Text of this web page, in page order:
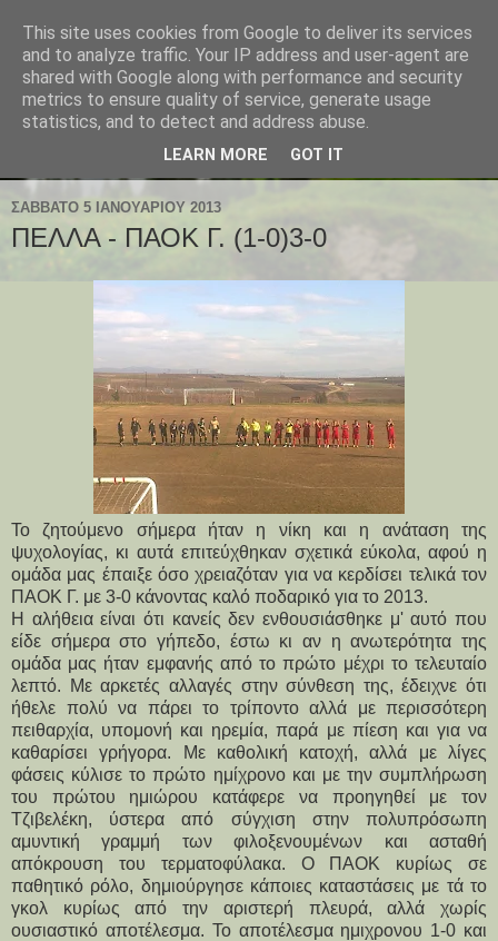
ΣΆΒΒΑΤΟ 5 ΙΑΝΟΥΑΡΊΟΥ 2013
ΠΕΛΛΑ - ΠΑΟΚ Γ. (1-0)3-0
Το ζητούμενο σήμερα ήταν η νίκη και η ανάταση της
ψυχολογίας, κι αυτά επιτεύχθηκαν σχετικά εύκολα, αφού η
ομάδα μας έπαιξε όσο χρειαζόταν για να κερδίσει τελικά τον
ΠΑΟΚ Γ. με 3-0 κάνοντας καλό ποδαρικό για το 2013.
Η αλήθεια είναι ότι κανείς δεν ενθουσιάσθηκε μ' αυτό που
είδε σήμερα στο γήπεδο, έστω κι αν η ανωτερότητα της
ομάδα μας ήταν εμφανής από το πρώτο μέχρι το τελευταίο
λεπτό. Με αρκετές αλλαγές στην σύνθεση της, έδειχνε ότι
ήθελε πολύ να πάρει το τρίποντο αλλά με περισσότερη
πειθαρχία, υπομονή και ηρεμία, παρά με πίεση και για να
καθαρίσει γρήγορα. Με καθολική κατοχή, αλλά με λίγες
φάσεις κύλισε το πρώτο ημίχρονο και με την συμπλήρωση
του πρώτου ημιώρου κατάφερε να προηγηθεί με τον
Τζιβελέκη, ύστερα από σύγχιση στην πολυπρόσωπη
αμυντική γραμμή των φιλοξενουμένων και ασταθή
απόκρουση του τερματοφύλακα. Ο ΠΑΟΚ κυρίως σε
παθητικό ρόλο, δημιούργησε κάποιες καταστάσεις με τά το
γκολ κυρίως από την αριστερή πλευρά, αλλά χωρίς
ουσιαστικό αποτέλεσμα. Το αποτέλεσμα ημιχρονου 1-0 και
This site uses cookies from Google to deliver its services
and to analyze traffic. Your IP address and user-agent are
shared with Google along with performance and security
metrics to ensure quality of service, generate usage
statistics, and to detect and address abuse.
LEARN MORE GOT IT